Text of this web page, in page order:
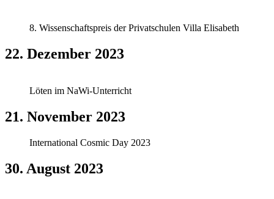
8. Wissenschaftspreis der Privatschulen Villa Elisabeth
22. Dezember 2023
Löten im NaWi-Unterricht
21. November 2023
International Cosmic Day 2023
30. August 2023